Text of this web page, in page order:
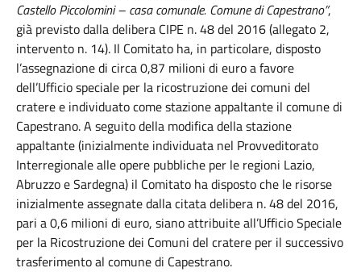
Castello Piccolomini – casa comunale. Comune di Capestrano”,
già previsto dalla delibera CIPE n. 48 del 2016 (allegato 2,
intervento n. 14). Il Comitato ha, in particolare, disposto
l’assegnazione di circa 0,87 milioni di euro a favore
dell’Ufficio speciale per la ricostruzione dei comuni del
cratere e individuato come stazione appaltante il comune di
Capestrano. A seguito della modifica della stazione
appaltante (inizialmente individuata nel Provveditorato
Interregionale alle opere pubbliche per le regioni Lazio,
Abruzzo e Sardegna) il Comitato ha disposto che le risorse
inizialmente assegnate dalla citata delibera n. 48 del 2016,
pari a 0,6 milioni di euro, siano attribuite all’Ufficio Speciale
per la Ricostruzione dei Comuni del cratere per il successivo
trasferimento al comune di Capestrano.